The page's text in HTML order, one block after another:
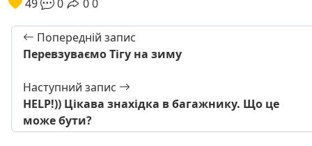
49
0 00
Попередній запис
Перевзуваємо Тігу на зиму
Наступний запис
HELP!)) Цікава знахідка в багажнику. Що це
може бути?